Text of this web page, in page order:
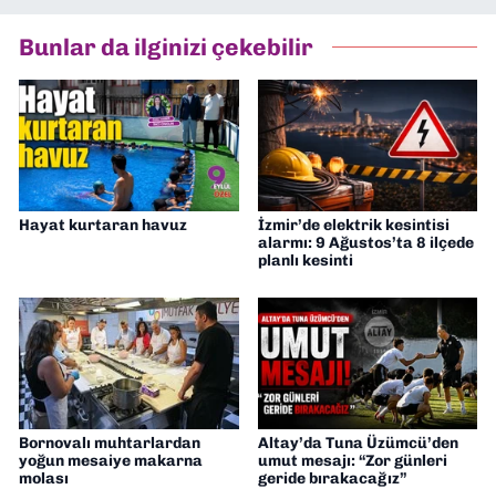
muhabirliği yapıyorum.
Bunlar da ilginizi çekebilir
Hayat kurtaran havuz
İzmir’de elektrik kesintisi
alarmı: 9 Ağustos’ta 8 ilçede
planlı kesinti
Bornovalı muhtarlardan
yoğun mesaiye makarna
molası
Altay’da Tuna Üzümcü’den
umut mesajı: “Zor günleri
geride bırakacağız”